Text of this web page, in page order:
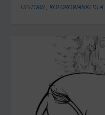
HISTORIE,KOLOROWANKI